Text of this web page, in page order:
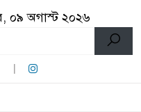
০৯ অগাস্ট ২০২৬